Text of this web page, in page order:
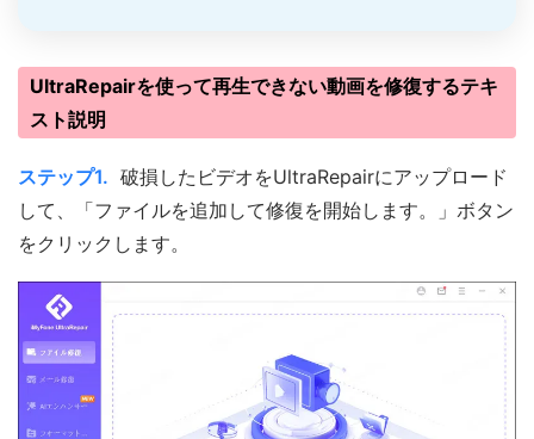
UltraRepairを使って再生できない動画を修復するテキ
スト説明
ステップ1. 破損したビデオをUltraRepairにアップロード
して、「ファイルを追加して修復を開始します。」ボタン
をクリックします。